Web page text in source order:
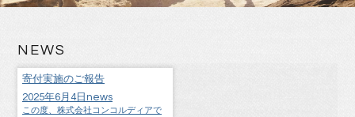
NEWS
寄付実施のご報告
2025年6月4日 news
この度、株式会社コンコルディアで